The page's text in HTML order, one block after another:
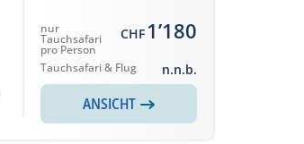
nur
Tauchsafari
pro Person
CHF1’180
Tauchsafari & Flug n.n.b.
ANSICHT